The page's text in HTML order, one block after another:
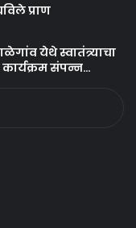
प्राण
येथे स्वातंत्र्याचा
कार्यक्रम संपन्न…